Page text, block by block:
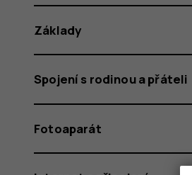
Základy
Spojení s rodinou a přáteli
Fotoaparát